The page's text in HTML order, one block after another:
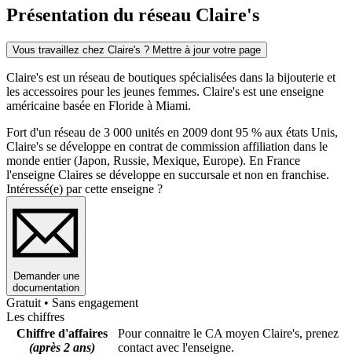
Présentation du réseau Claire's
Vous travaillez chez Claire's ? Mettre à jour votre page
Claire's est un réseau de boutiques spécialisées dans la bijouterie et
les accessoires pour les jeunes femmes. Claire's est une enseigne
américaine basée en Floride à Miami.
Fort d'un réseau de 3 000 unités en 2009 dont 95 % aux états Unis,
Claire's se développe en contrat de commission affiliation dans le
monde entier (Japon, Russie, Mexique, Europe). En France
l'enseigne Claires se développe en succursale et non en franchise.
Intéressé(e) par cette enseigne ?
Demander une
documentation
Gratuit • Sans engagement
Les chiffres
Chiffre d'affaires
(après 2 ans)
Pour connaitre le CA moyen Claire's, prenez
contact avec l'enseigne.